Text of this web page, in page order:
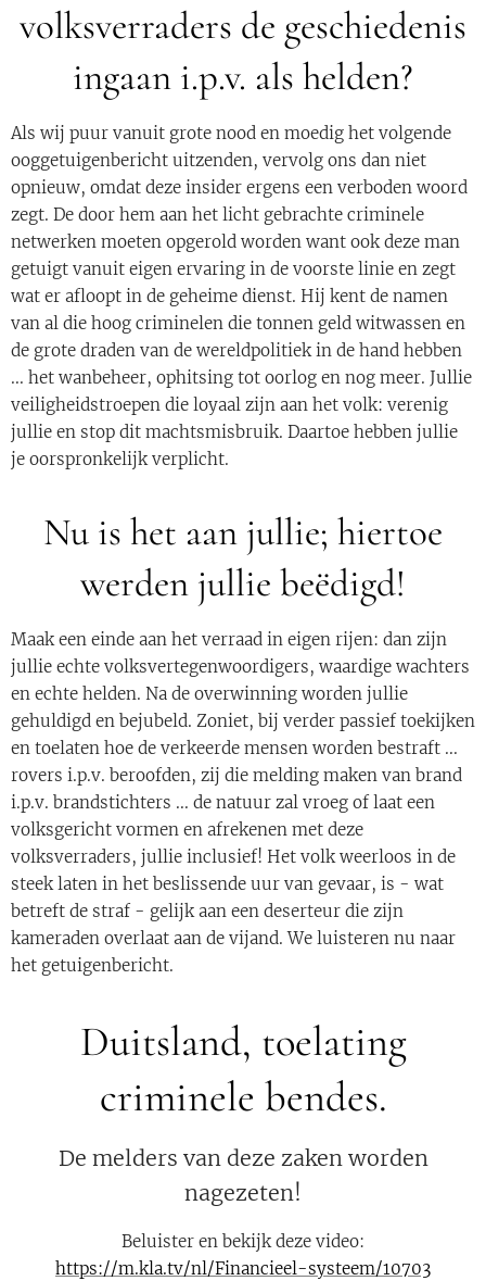
volksverraders de geschiedenis
ingaan i.p.v. als helden?
Als wij puur vanuit grote nood en moedig het volgende
ooggetuigenbericht uitzenden, vervolg ons dan niet
opnieuw, omdat deze insider ergens een verboden woord
zegt. De door hem aan het licht gebrachte criminele
netwerken moeten opgerold worden want ook deze man
getuigt vanuit eigen ervaring in de voorste linie en zegt
wat er afloopt in de geheime dienst. Hij kent de namen
van al die hoog criminelen die tonnen geld witwassen en
de grote draden van de wereldpolitiek in de hand hebben
... het wanbeheer, ophitsing tot oorlog en nog meer. Jullie
veiligheidstroepen die loyaal zijn aan het volk: verenig
jullie en stop dit machtsmisbruik. Daartoe hebben jullie
je oorspronkelijk verplicht.
Nu is het aan jullie; hiertoe
werden jullie beëdigd!
Maak een einde aan het verraad in eigen rijen: dan zijn
jullie echte volksvertegenwoordigers, waardige wachters
en echte helden. Na de overwinning worden jullie
gehuldigd en bejubeld. Zoniet, bij verder passief toekijken
en toelaten hoe de verkeerde mensen worden bestraft ...
rovers i.p.v. beroofden, zij die melding maken van brand
i.p.v. brandstichters ... de natuur zal vroeg of laat een
volksgericht vormen en afrekenen met deze
volksverraders, jullie inclusief! Het volk weerloos in de
steek laten in het beslissende uur van gevaar, is - wat
betreft de straf - gelijk aan een deserteur die zijn
kameraden overlaat aan de vijand. We luisteren nu naar
het getuigenbericht.
Duitsland, toelating
criminele bendes.
De melders van deze zaken worden
nagezeten!
Beluister en bekijk deze video:
https://m.kla.tv/nl/Financieel-systeem/10703